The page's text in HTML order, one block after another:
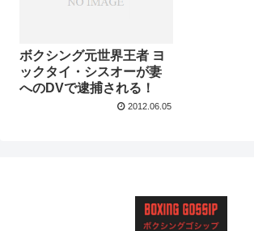
ボクシング元世界王者 ヨ
ックタイ・シスオーが妻
へのDVで逮捕される！
2012.06.05